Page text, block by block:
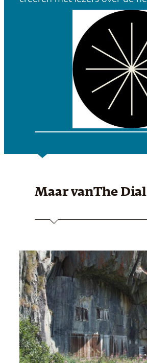
Maar vanThe Dial